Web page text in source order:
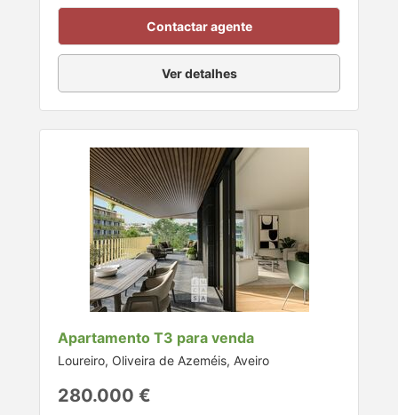
Contactar agente
Ver detalhes
Apartamento T3 para venda
Loureiro, Oliveira de Azeméis, Aveiro
280.000 €